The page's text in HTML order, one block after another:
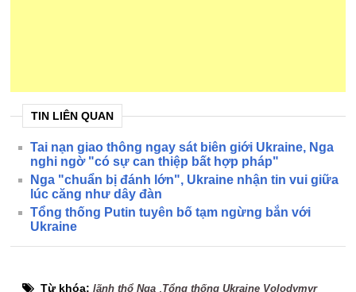
TIN LIÊN QUAN
Tai nạn giao thông ngay sát biên giới Ukraine, Nga
nghi ngờ "có sự can thiệp bất hợp pháp"
Nga "chuẩn bị đánh lớn", Ukraine nhận tin vui giữa
lúc căng như dây đàn
Tổng thống Putin tuyên bố tạm ngừng bắn với
Ukraine
Từ khóa:lãnh thổ Nga Tổng thống Ukraine Volodymyr